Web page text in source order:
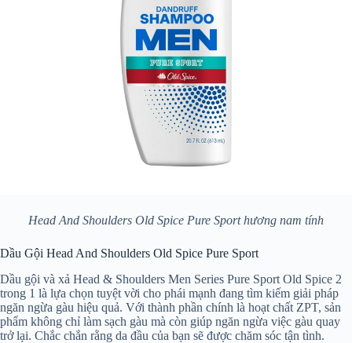
Head And Shoulders Old Spice Pure Sport hương nam tính
Dầu Gội Head And Shoulders Old Spice Pure Sport
Dầu gội và xả Head & Shoulders Men Series Pure Sport Old Spice 2
trong 1 là lựa chọn tuyệt vời cho phái mạnh đang tìm kiếm giải pháp
ngăn ngừa gàu hiệu quả. Với thành phần chính là hoạt chất ZPT, sản
phẩm không chỉ làm sạch gàu mà còn giúp ngăn ngừa việc gàu quay
trở lại. Chắc chắn rằng da đầu của bạn sẽ được chăm sóc tận tình.